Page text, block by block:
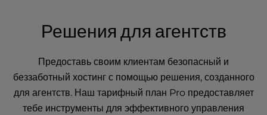
Решения для агентств
Предоставь своим клиентам безопасный и
беззаботный хостинг с помощью решения, созданного
для агентств. Наш тарифный план Pro предоставляет
тебе инструменты для эффективного управления